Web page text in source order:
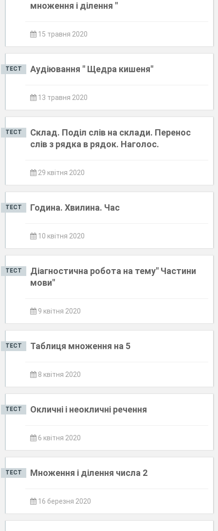
множення і ділення "
15 травня 2020
ТЕСТ Аудіювання " Щедра кишеня"
13 травня 2020
ТЕСТ
Склад. Поділ слів на склади. Перенос
слів з рядка в рядок. Наголос.
29 квітня 2020
ТЕСТ Година. Хвилина. Час
10 квітня 2020
ТЕСТ
Діагностична робота на тему" Частини
мови"
9 квітня 2020
ТЕСТ Таблиця множення на 5
8 квітня 2020
ТЕСТ Окличні і неокличні речення
6 квітня 2020
ТЕСТ Множення і ділення числа 2
16 березня 2020